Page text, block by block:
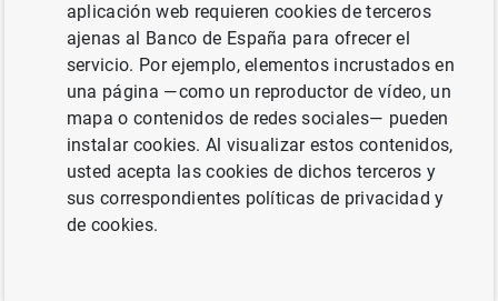
POLÍTICA MONETARIA
ECONOMÍA INTERNACIONAL
TRANSMISIÓN DE POLÍTICA MONETARIA
CRECIMIENTO ECONÓMICO Y CONVERGENCIA
aplicación web requieren cookies de terceros
ajenas al Banco de España para ofrecer el
servicio. Por ejemplo, elementos incrustados en
una página —como un reproductor de vídeo, un
mapa o contenidos de redes sociales— pueden
instalar cookies. Al visualizar estos contenidos,
usted acepta las cookies de dichos terceros y
sus correspondientes políticas de privacidad y
de cookies.